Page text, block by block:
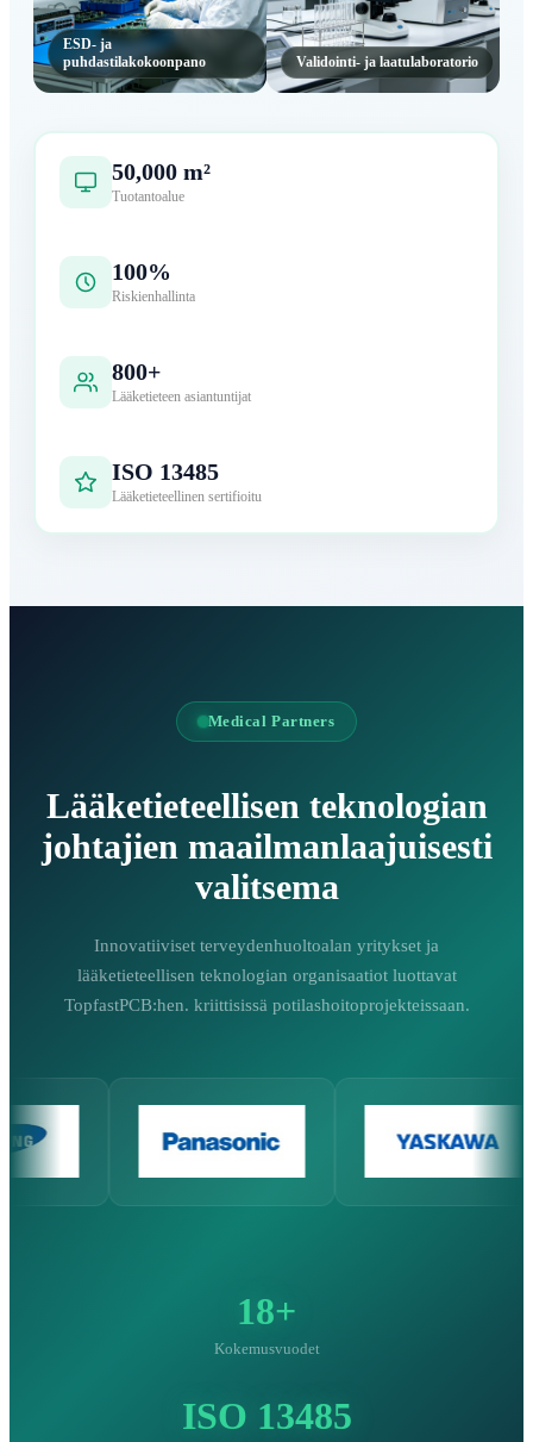
ESD- ja
puhdastilakokoonpano
Validointi- ja laatulaboratorio
50,000 m²
Tuotantoalue
100%
Riskienhallinta
800+
Lääketieteen asiantuntijat
ISO 13485
Lääketieteellinen sertifioitu
Medical Partners
Lääketieteellisen teknologian
johtajien maailmanlaajuisesti
valitsema
Innovatiiviset terveydenhuoltoalan yritykset ja
lääketieteellisen teknologian organisaatiot luottavat
TopfastPCB:hen. kriittisissä potilashoitoprojekteissaan.
18+
Kokemusvuodet
ISO 13485